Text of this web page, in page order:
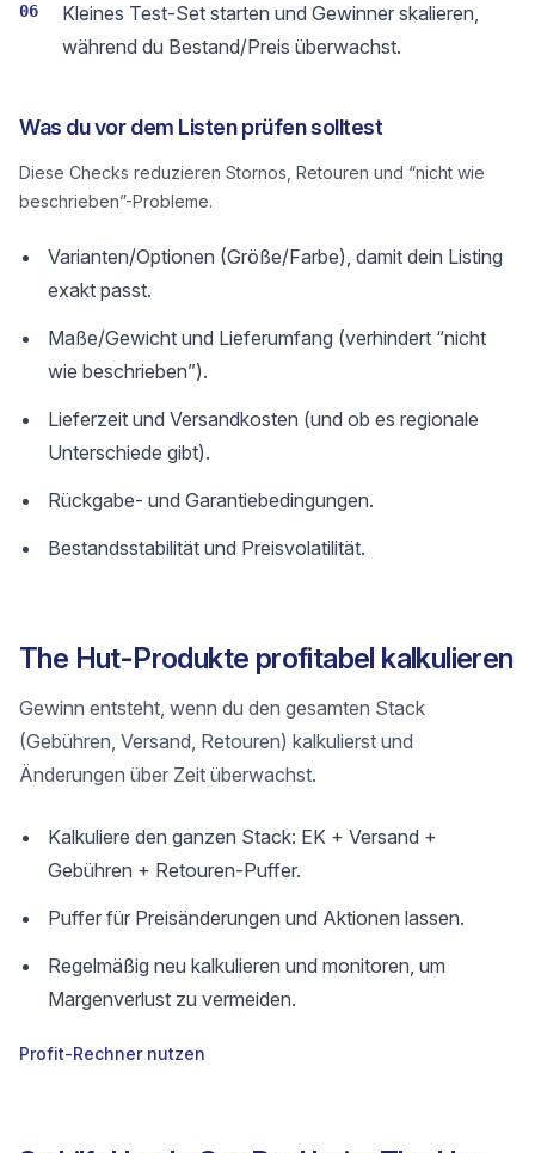
06
Kleines Test-Set starten und Gewinner skalieren,
während du Bestand/Preis überwachst.
Was du vor dem Listen prüfen solltest
Diese Checks reduzieren Stornos, Retouren und “nicht wie
beschrieben”-Probleme.
Varianten/Optionen (Größe/Farbe), damit dein Listing
exakt passt.
Maße/Gewicht und Lieferumfang (verhindert “nicht
wie beschrieben”).
Lieferzeit und Versandkosten (und ob es regionale
Unterschiede gibt).
Rückgabe- und Garantiebedingungen.
Bestandsstabilität und Preisvolatilität.
The Hut-Produkte profitabel kalkulieren
Gewinn entsteht, wenn du den gesamten Stack
(Gebühren, Versand, Retouren) kalkulierst und
Änderungen über Zeit überwachst.
Kalkuliere den ganzen Stack: EK + Versand +
Gebühren + Retouren-Puffer.
Puffer für Preisänderungen und Aktionen lassen.
Regelmäßig neu kalkulieren und monitoren, um
Margenverlust zu vermeiden.
Profit-Rechner nutzen